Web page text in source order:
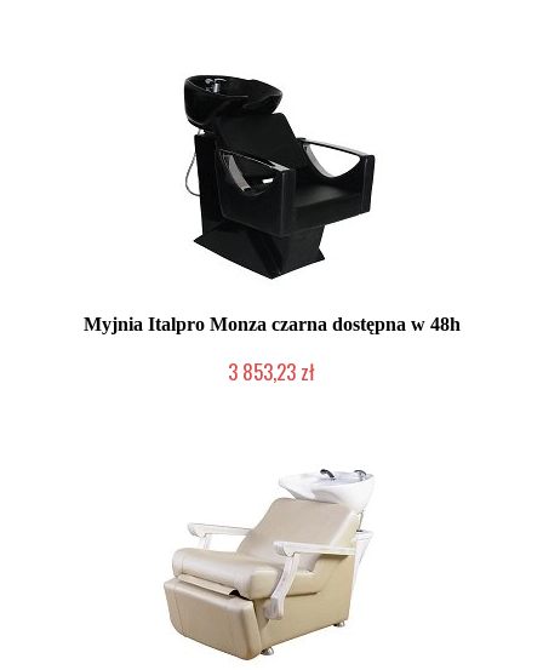
Myjnia Italpro Monza czarna dostępna w 48h
3 853,23 zł